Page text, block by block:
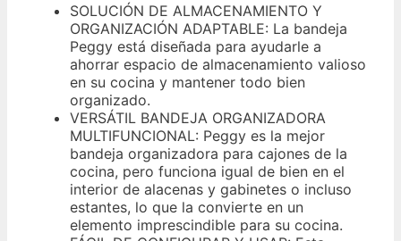
SOLUCIÓN DE ALMACENAMIENTO Y
ORGANIZACIÓN ADAPTABLE: La bandeja
Peggy está diseñada para ayudarle a
ahorrar espacio de almacenamiento valioso
en su cocina y mantener todo bien
organizado.
VERSÁTIL BANDEJA ORGANIZADORA
MULTIFUNCIONAL: Peggy es la mejor
bandeja organizadora para cajones de la
cocina, pero funciona igual de bien en el
interior de alacenas y gabinetes o incluso
estantes, lo que la convierte en un
elemento imprescindible para su cocina.